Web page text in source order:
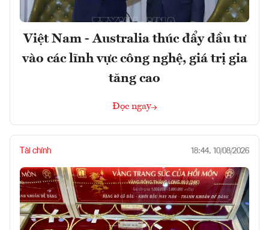
Việt Nam - Australia thúc đẩy đầu tư
vào các lĩnh vực công nghệ, giá trị gia
tăng cao
Đọc ngay
Tài chính 18:44, 10/08/2026